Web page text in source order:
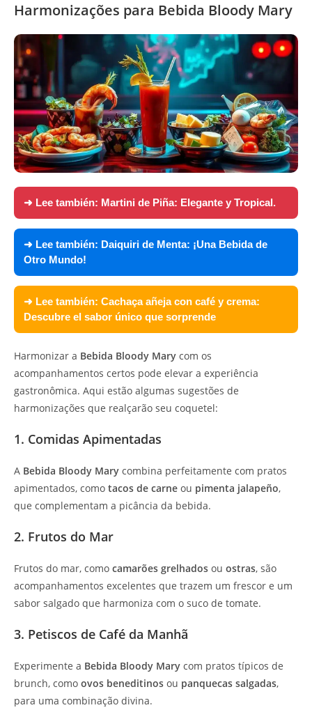
Harmonizações para Bebida Bloody Mary
➜ Lee también: Martini de Piña: Elegante y Tropical.
➜ Lee también: Daiquiri de Menta: ¡Una Bebida de
Otro Mundo!
➜ Lee también: Cachaça añeja con café y crema:
Descubre el sabor único que sorprende
Harmonizar a Bebida Bloody Mary com os
acompanhamentos certos pode elevar a experiência
gastronômica. Aqui estão algumas sugestões de
harmonizações que realçarão seu coquetel:
1. Comidas Apimentadas
A Bebida Bloody Mary combina perfeitamente com pratos
apimentados, como tacos de carne ou pimenta jalapeño,
que complementam a picância da bebida.
2. Frutos do Mar
Frutos do mar, como camarões grelhados ou ostras, são
acompanhamentos excelentes que trazem um frescor e um
sabor salgado que harmoniza com o suco de tomate.
3. Petiscos de Café da Manhã
Experimente a Bebida Bloody Mary com pratos típicos de
brunch, como ovos beneditinos ou panquecas salgadas,
para uma combinação divina.